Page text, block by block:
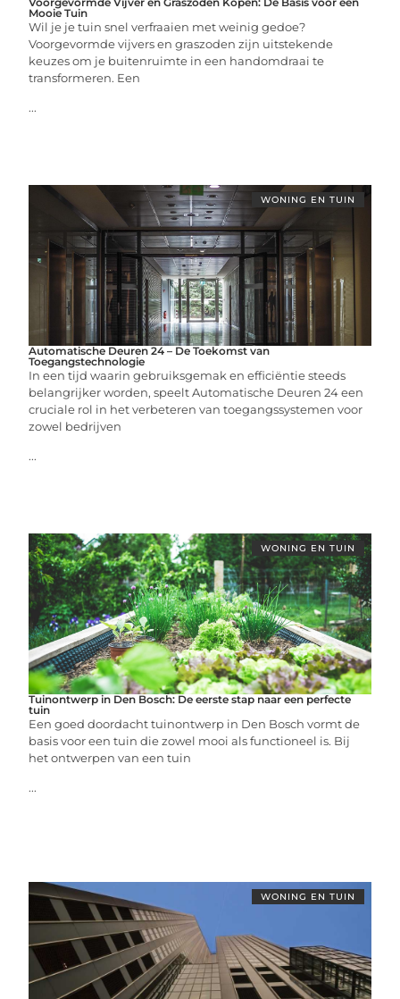
Mooie Tuin
Wil je je tuin snel verfraaien met weinig gedoe?
Voorgevormde vijvers en graszoden zijn uitstekende
keuzes om je buitenruimte in een handomdraai te
transformeren. Een
...
WONING EN TUIN
Automatische Deuren 24 – De Toekomst van
Toegangstechnologie
In een tijd waarin gebruiksgemak en efficiëntie steeds
belangrijker worden, speelt Automatische Deuren 24 een
cruciale rol in het verbeteren van toegangssystemen voor
zowel bedrijven
...
WONING EN TUIN
Tuinontwerp in Den Bosch: De eerste stap naar een perfecte
tuin
Een goed doordacht tuinontwerp in Den Bosch vormt de
basis voor een tuin die zowel mooi als functioneel is. Bij
het ontwerpen van een tuin
...
WONING EN TUIN